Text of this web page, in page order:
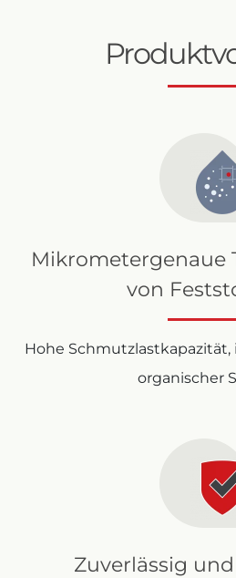
Mikrometergenaue
von
Hohe
organischer
Zuverlässig